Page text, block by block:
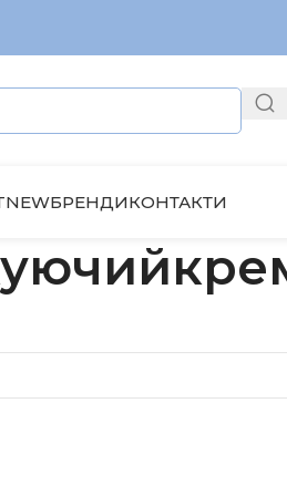
NEWБРЕНДИКОНТАКТИ